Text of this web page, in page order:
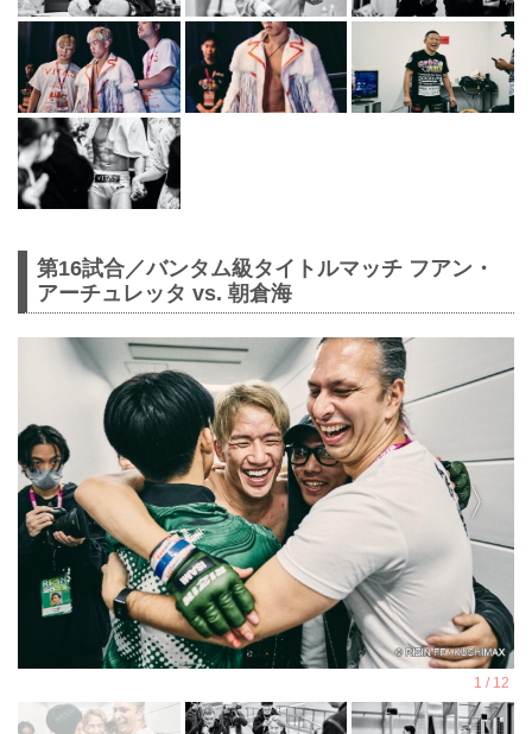
第16試合／バンタム級タイトルマッチ フアン・
アーチュレッタ vs. 朝倉海